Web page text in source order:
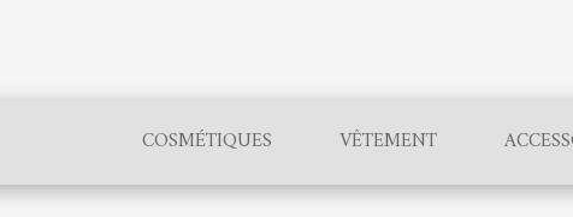
COSMÉTIQUES VÊTEMENT